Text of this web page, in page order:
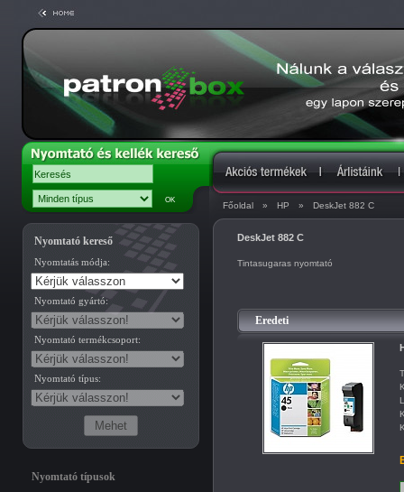
Főoldal » HP » DeskJet 882 C
Nyomtató kereső
Nyomtatás módja:
Nyomtató gyártó:
Nyomtató termékcsoport:
Nyomtató típus:
Nyomtató típusok
DeskJet 882 C
Tintasugaras nyomtató
Eredeti